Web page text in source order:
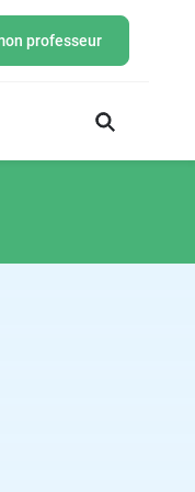
professeur